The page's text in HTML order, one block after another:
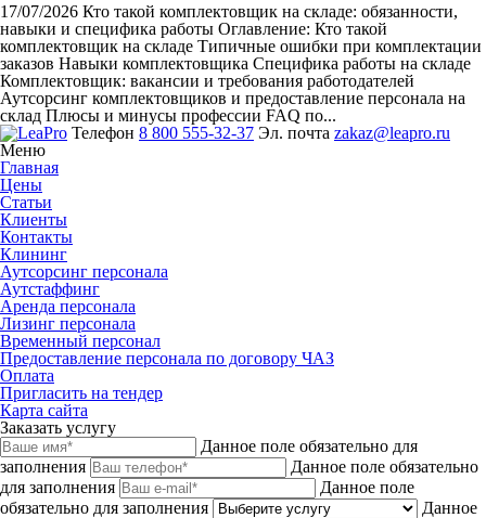
17/07/2026 Кто такой комплектовщик на складе: обязанности,
навыки и специфика работы Оглавление: Кто такой
комплектовщик на складе Типичные ошибки при комплектации
заказов Навыки комплектовщика Специфика работы на складе
Комплектовщик: вакансии и требования работодателей
Аутсорсинг комплектовщиков и предоставление персонала на
склад Плюсы и минусы профессии FAQ по...
Телефон 8 800 555-32-37 Эл. почта zakaz@leapro.ru
Меню
Главная
Цены
Статьи
Клиенты
Контакты
Клининг
Аутсорсинг персонала
Аутстаффинг
Аренда персонала
Лизинг персонала
Временный персонал
Предоставление персонала по договору ЧАЗ
Оплата
Пригласить на тендер
Карта сайта
Заказать услугу
Данное поле обязательно для
заполнения
Данное поле обязательно
для заполнения
Данное поле
обязательно для заполнения
Данное